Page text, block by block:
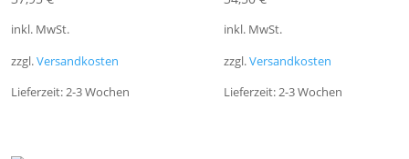
inkl. MwSt.
zzgl.Versandkosten
Lieferzeit:2-3 Wochen
inkl. MwSt.
zzgl.Versandkosten
Lieferzeit:2-3 Wochen